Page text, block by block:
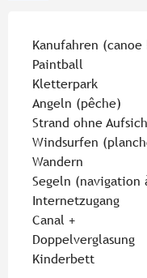
Kanufahren (canoe
Paintball
Kletterpark
Angeln (pêche)
Strand ohne
Windsurfen
Wandern
Segeln (navigation
Internetzugang
Canal +
Doppelverglasung
Kinderbett